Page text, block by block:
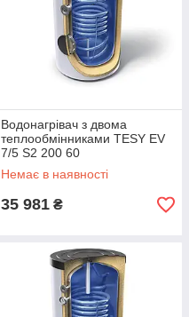
Водонагрівач з двома
теплообмінниками TESY EV
7/5 S2 200 60
Немає в наявності
35 981 ₴